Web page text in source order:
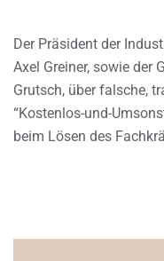
Der Präsident der
Axel Greiner, sowie der
Grutsch, über falsche,
“Kostenlos-und-
beim Lösen des